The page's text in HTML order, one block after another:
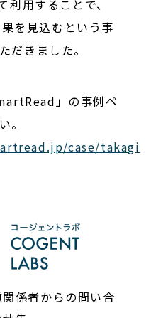
利用することで、
を見込むという事
だきました。
」の事例ペ
。
case/takagi
係者からの問い合